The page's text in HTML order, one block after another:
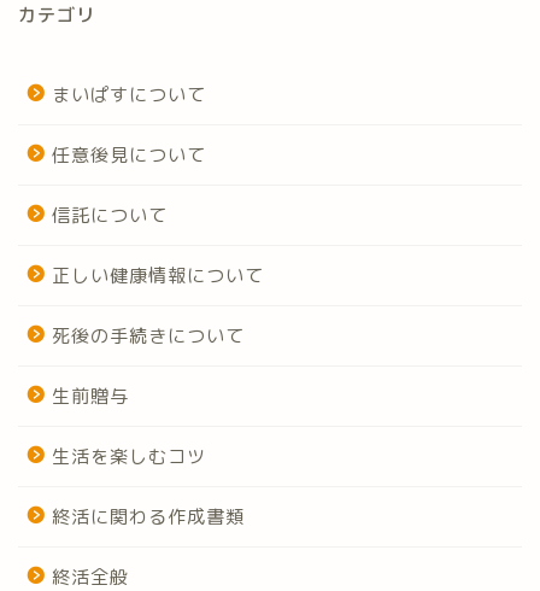
カテゴリ
まいぱすについて
任意後見について
信託について
正しい健康情報について
死後の手続きについて
生前贈与
生活を楽しむコツ
終活に関わる作成書類
終活全般